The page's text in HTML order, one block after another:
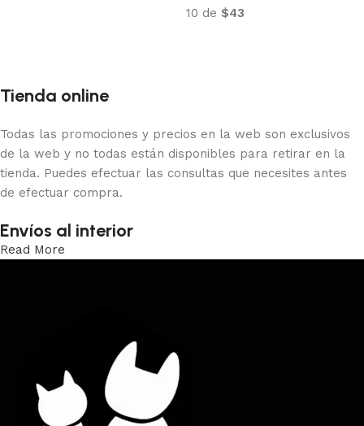
10 de $43
Tienda online
Todas las promociones y precios en la web son exclusivos
de la web y no todas están disponibles para retirar en la
tienda. Puedes efectuar las consultas que necesites antes
de efectuar compra.
Envíos al interior
Read More